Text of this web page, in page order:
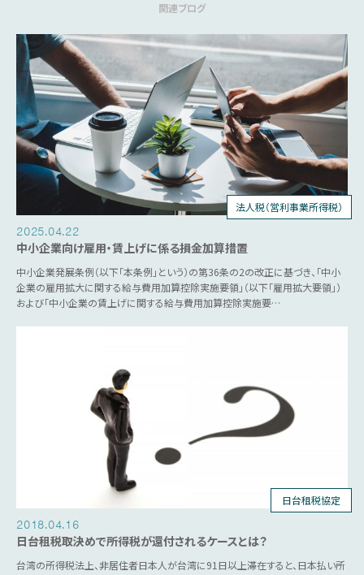
関連ブログ
税制優遇
法人税（営利事業所得税）
2025.04.22
中小企業向け雇用・賃上げに係る損金加算措置
中小企業発展条例（以下「本条例」という）の第36条の2の改正に基づき、「中小
企業の雇用拡大に関する給与費用加算控除実施要領」（以下「雇用拡大要領」）
および「中小企業の賃上げに関する給与費用加算控除実施要…
日台租税協定
2018.04.16
日台租税取決めで所得税が還付されるケースとは？
台湾の所得税法上、非居住者日本人が台湾に91日以上滞在すると、日本払い所